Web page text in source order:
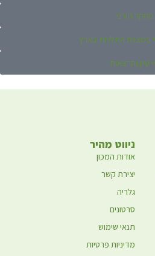
מחקר תורני
במצוות התלויות בארץ
עיון והרצאות
ניווט מהיר
אודות המכון
יצירת קשר
גלריה
סרטונים
תנאי שימוש
מדיניות פרטיות